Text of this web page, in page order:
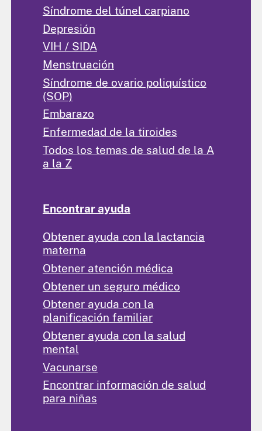
Síndrome del túnel carpiano
Depresión
VIH / SIDA
Menstruación
Síndrome de ovario poliquístico
(SOP)
Embarazo
Enfermedad de la tiroides
Todos los temas de salud de la A
a la Z
Encontrar ayuda
Obtener ayuda con la lactancia
materna
Obtener atención médica
Obtener un seguro médico
Obtener ayuda con la
planificación familiar
Obtener ayuda con la salud
mental
Vacunarse
Encontrar información de salud
para niñas